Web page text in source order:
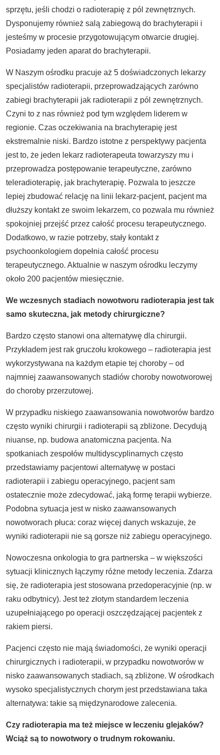
sprzętu, jeśli chodzi o radioterapię z pól zewnętrznych.
Dysponujemy również salą zabiegową do brachyterapii i
jesteśmy w procesie przygotowującym otwarcie drugiej.
Posiadamy jeden aparat do brachyterapii.
W Naszym ośrodku pracuje aż 5 doświadczonych lekarzy
specjalistów radioterapii, przeprowadzających zarówno
zabiegi brachyterapii jak radioterapii z pól zewnętrznych.
Czyni to z nas również pod tym względem liderem w
regionie. Czas oczekiwania na brachyterapię jest
ekstremalnie niski. Bardzo istotne z perspektywy pacjenta
jest to, że jeden lekarz radioterapeuta towarzyszy mu i
przeprowadza postępowanie terapeutyczne, zarówno
teleradioterapię, jak brachyterapię. Pozwala to jeszcze
lepiej zbudować relację na linii lekarz-pacjent, pacjent ma
dłuższy kontakt ze swoim lekarzem, co pozwala mu również
spokojniej przejść przez całość procesu terapeutycznego.
Dodatkowo, w razie potrzeby, stały kontakt z
psychoonkologiem dopełnia całość procesu
terapeutycznego. Aktualnie w naszym ośrodku leczymy
około 200 pacjentów miesięcznie.
We wczesnych stadiach nowotworu radioterapia jest tak
samo skuteczna, jak metody chirurgiczne?
Bardzo często stanowi ona alternatywę dla chirurgii.
Przykładem jest rak gruczołu krokowego – radioterapia jest
wykorzystywana na każdym etapie tej choroby – od
najmniej zaawansowanych stadiów choroby nowotworowej
do choroby przerzutowej.
W przypadku niskiego zaawansowania nowotworów bardzo
często wyniki chirurgii i radioterapii są zbliżone. Decydują
niuanse, np. budowa anatomiczna pacjenta. Na
spotkaniach zespołów multidyscyplinarnych często
przedstawiamy pacjentowi alternatywę w postaci
radioterapii i zabiegu operacyjnego, pacjent sam
ostatecznie może zdecydować, jaką formę terapii wybierze.
Podobna sytuacja jest w nisko zaawansowanych
nowotworach płuca: coraz więcej danych wskazuje, że
wyniki radioterapii nie są gorsze niż zabiegu operacyjnego.
Nowoczesna onkologia to gra partnerska – w większości
sytuacji klinicznych łączymy różne metody leczenia. Zdarza
się, że radioterapia jest stosowana przedoperacyjnie (np. w
raku odbytnicy). Jest też złotym standardem leczenia
uzupełniającego po operacji oszczędzającej pacjentek z
rakiem piersi.
Pacjenci często nie mają świadomości, że wyniki operacji
chirurgicznych i radioterapii, w przypadku nowotworów w
nisko zaawansowanych stadiach, są zbliżone. W ośrodkach
wysoko specjalistycznych chorym jest przedstawiana taka
alternatywa: takie są międzynarodowe zalecenia.
Czy radioterapia ma też miejsce w leczeniu glejaków?
Wciąż są to nowotwory o trudnym rokowaniu.